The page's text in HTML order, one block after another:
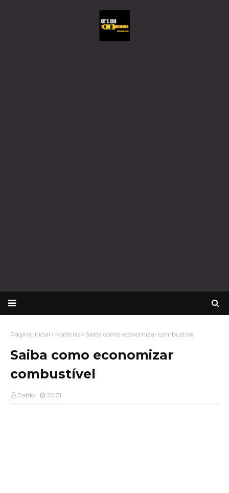
Página inicial Matérias Saiba como economizar combustível
Saiba como economizar
combustível
Pablo 20:51